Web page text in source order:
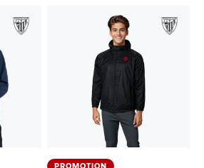
PROMOTION